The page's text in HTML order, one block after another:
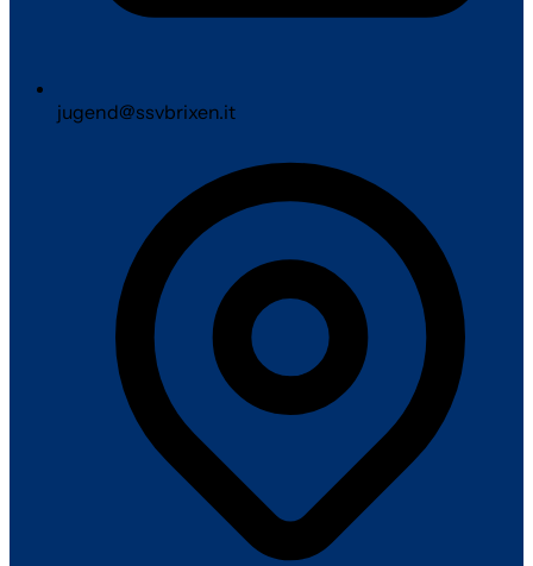
jugend@ssvbrixen.it